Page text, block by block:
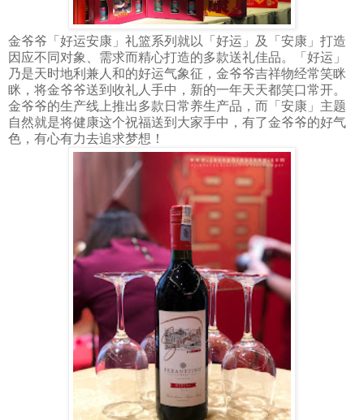
金爷爷「好运安康」礼篮系列就以「好运」及「安康」打造
因应不同对象、需求而精心打造的多款送礼佳品。「好运」
乃是天时地利兼人和的好运气象征，金爷爷吉祥物经常笑眯
眯，将金爷爷送到收礼人手中，新的一年天天都笑口常开。
金爷爷的生产线上推出多款日常养生产品，而「安康」主题
自然就是将健康这个祝福送到大家手中，有了金爷爷的好气
色，有心有力去追求梦想！